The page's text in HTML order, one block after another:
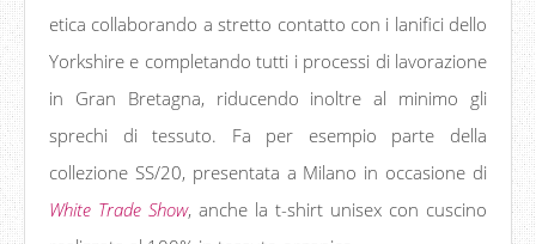
etica collaborando a stretto contatto con i lanifici dello
Yorkshire e completando tutti i processi di lavorazione
in Gran Bretagna, riducendo inoltre al minimo gli
sprechi di tessuto. Fa per esempio parte della
collezione SS/20, presentata a Milano in occasione di
White Trade Show, anche la t-shirt unisex con cuscino